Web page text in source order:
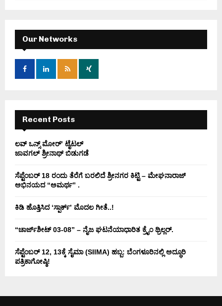
f
o
:
E
A
H
Our Networks
Recent Posts
ಲವ್ ಒನ್ಸ್ ಮೋರ್’ ಟೈಟಲ್
ಜಾವಗಲ್ ಶ್ರೀನಾಥ್ ಬಿಡುಗಡೆ
ಸೆಪ್ಟೆಂಬರ್ 18 ರಂದು ತೆರೆಗೆ ಬರಲಿದೆ ಶ್ರೀನಗರ ಕಿಟ್ಟಿ – ಮೇಘನಾರಾಜ್
ಅಭಿನಯದ “ಅಮರ್ಥ” .
ಕಿಡಿ‌‌ ಹೊತ್ತಿಸಿದ ‘ಸ್ಪಾರ್ಕ್’ ಮೊದಲ‌ ಗೀತೆ..!
“ಚಾರ್ಜ್‌ಶೀಟ್ 03-08” – ನೈಜ ಘಟನೆಯಾಧಾರಿತ ಕ್ರೈಂ ಥ್ರಿಲ್ಲರ್.
ಸೆಪ್ಟೆಂಬರ್ 12, 13ಕ್ಕೆ ಸೈಮಾ (SIIMA) ಹಬ್ಬ: ಬೆಂಗಳೂರಿನಲ್ಲಿ ಅದ್ಧೂರಿ
ಪತ್ರಿಕಾಗೋಷ್ಠಿ!